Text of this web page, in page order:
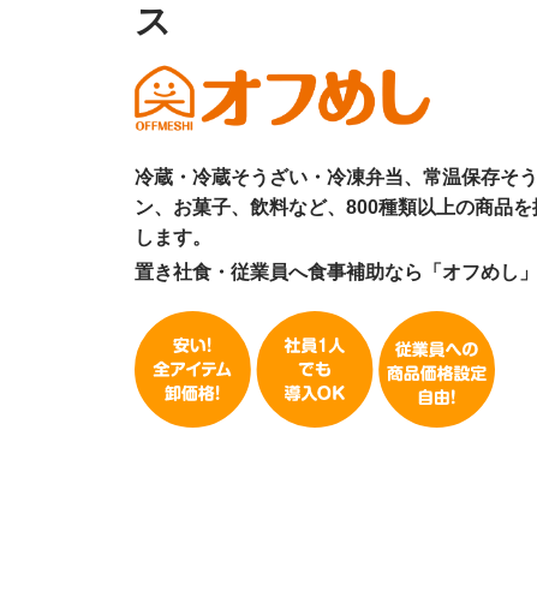
ス
冷蔵・冷蔵そうざい・冷凍弁当、常温保存そ
ン、お菓子、飲料など、800種類以上の商品
します。
置き社食・従業員へ食事補助なら「オフめし」